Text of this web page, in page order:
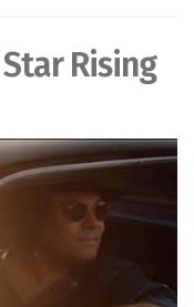
Rising